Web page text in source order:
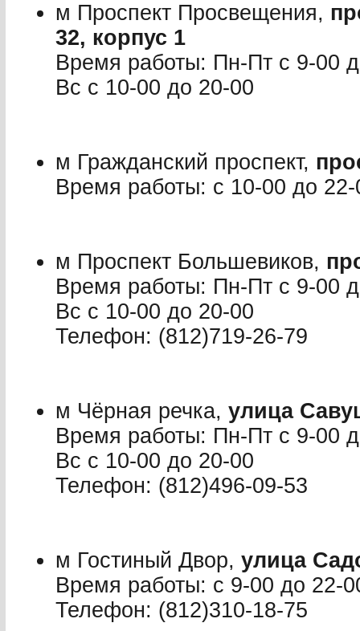
м Проспект Просвещения,
32, корпус 1
Время работы: Пн-Пт с 9-00
Вс с 10-00 до 20-00
м Гражданский проспект,
Время работы: с 10-00 до 22-
м Проспект Большевиков,
Время работы: Пн-Пт с 9-00
Вс с 10-00 до 20-00
Телефон: (812)719-26-79
м Чёрная речка, улица
Время работы: Пн-Пт с 9-00
Вс с 10-00 до 20-00
Телефон: (812)496-09-53
м Гостиный Двор, улица
Время работы: с 9-00 до 22-
Телефон: (812)310-18-75